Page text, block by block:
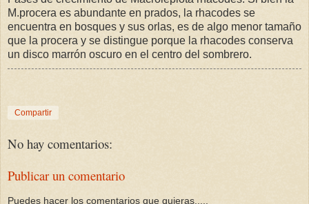
M.procera es abundante en prados, la rhacodes se
encuentra en bosques y sus orlas, es de algo menor tamaño
que la procera y se distingue porque la rhacodes conserva
un disco marrón oscuro en el centro del sombrero.
Compartir
No hay comentarios:
Publicar un comentario
Puedes hacer los comentarios que quieras.....